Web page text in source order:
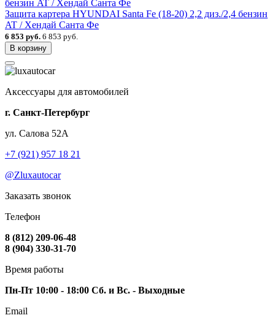
Защита картера HYUNDAI Santa Fe (18-20) 2,2 диз./2,4 бензин
AT / Хендай Санта Фе
6 853 руб. 6 853 руб.
В корзину
Аксессуары для автомобилей
г. Санкт-Петербург
ул. Салова 52А
+7 (921) 957 18 21
@Zluxautocar
Заказать звонок
Телефон
8 (812) 209-06-48
8 (904) 330-31-70
Время работы
Пн-Пт 10:00 - 18:00 Сб. и Вс. - Выходные
Email